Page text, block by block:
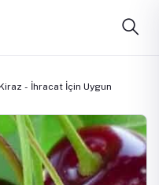
- İhracat İçin Uygun